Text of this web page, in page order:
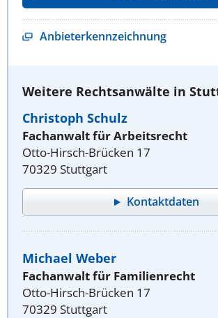
Anbieterkennzeichnung
Weitere Rechtsanwälte in
Christoph Schulz
Fachanwalt für Arbeitsrecht
Otto-Hirsch-Brücken 17
70329 Stuttgart
Kontaktdaten
Michael Weber
Fachanwalt für Familienrecht
Otto-Hirsch-Brücken 17
70329 Stuttgart